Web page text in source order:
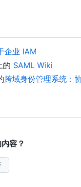
企业 IAM
的 SAML Wiki
跨域身份管理系统：
容？